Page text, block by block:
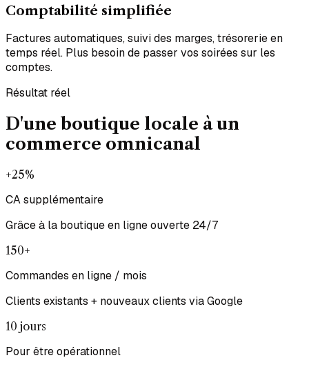
Comptabilité simplifiée
Factures automatiques, suivi des marges, trésorerie en
temps réel. Plus besoin de passer vos soirées sur les
comptes.
Résultat réel
D'une boutique locale à un
commerce omnicanal
+25%
CA supplémentaire
Grâce à la boutique en ligne ouverte 24/7
150+
Commandes en ligne / mois
Clients existants + nouveaux clients via Google
10 jours
Pour être opérationnel